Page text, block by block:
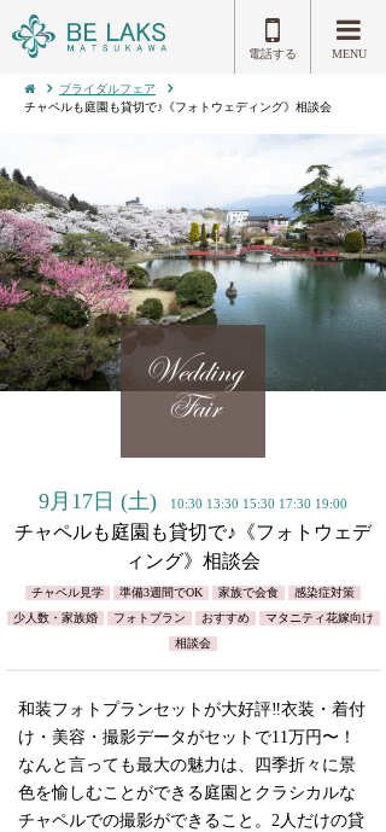
電話する MENU
ブライダルフェア
チャペルも庭園も貸切で♪《フォトウェディング》相談会
Wedding
Fair
9月17日 (土) 10:30 13:30 15:30 17:30 19:00
チャペルも庭園も貸切で♪《フォトウェデ
ィング》相談会
チャペル見学 準備3週間でOK 家族で会食
感染症対策
少人数・家族婚
フォトプラン おすすめ
マタニティ花嫁向け
相談会
和装フォトプランセットが大好評‼︎衣装・着付
け・美容・撮影データがセットで11万円〜！
なんと言っても最大の魅力は、四季折々に景
色を愉しむことができる庭園とクラシカルな
チャペルでの撮影ができること。2人だけの貸